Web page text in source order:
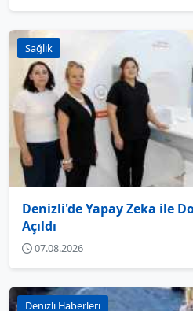
Sağlık
Denizli'de Yapay Zeka ile
Açıldı
07.08.2026
Denizli Haberleri